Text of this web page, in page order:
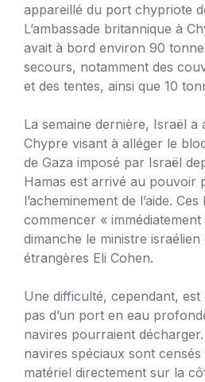
appareillé du port chypriote
L’ambassade britannique à
avait à bord environ 90
secours, notamment des
et des tentes, ainsi que 10
La semaine dernière, Israël
Chypre visant à alléger le
de Gaza imposé par Israël
Hamas est arrivé au pouvoir
l’acheminement de l’aide.
commencer «
dimanche le ministre israélien
étrangères Eli Cohen.
Une difficulté, cependant, est
pas d’un port en eau
navires pourraient décharger.
navires spéciaux sont
matériel directement sur la